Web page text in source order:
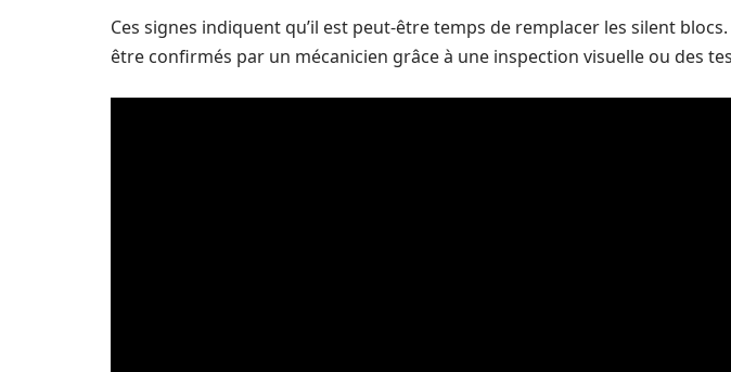
Ces signes indiquent qu’il est peut-être temps de remplacer les silent
être confirmés par un mécanicien grâce à une inspection visuelle ou des